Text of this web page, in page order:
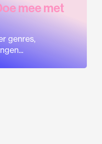
mee met
genres,